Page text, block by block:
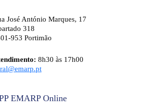
José António Marques, 17
318
953 Portimão
8h30 às 17h00
EMARP Online